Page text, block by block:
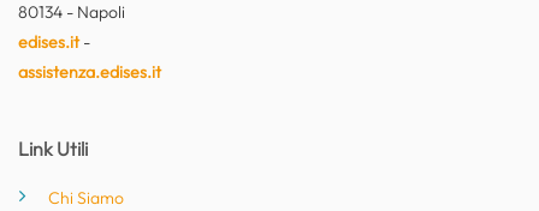
80134 - Napoli
edises.it-
assistenza.edises.it
Link Utili
Chi Siamo